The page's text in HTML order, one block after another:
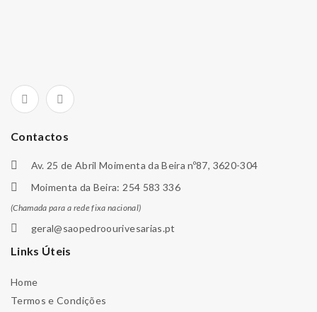
Contactos
Av. 25 de Abril Moimenta da Beira nº87, 3620-304
Moimenta da Beira: 254 583 336
(Chamada para a rede fixa nacional)
geral@saopedroourivesarias.pt
Links Úteis
Home
Termos e Condições